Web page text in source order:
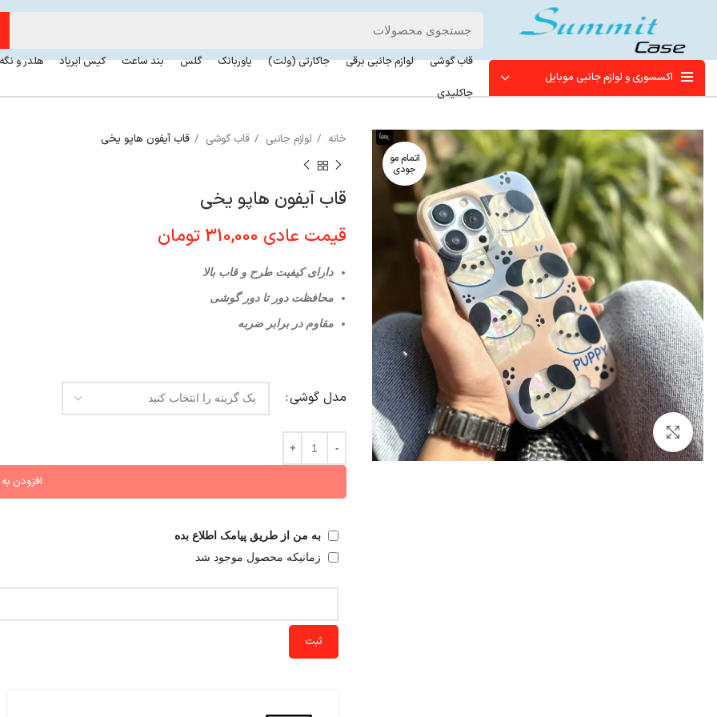
اکسسوری و لوازم جانبی موبایل
قاب گوشی لوازم جانبی برقی جاکارتی (ولت) پاوربانک گلس بند ساعت کیس ایرپاد
هلدر و
جاکلیدی
اتمام مو
جودی
برای بزرگنمایی کلیک کنید
خانه لوازم جانبی قاب گوشی قاب آیفون هاپو‌ یخی
قاب آیفون هاپو‌ یخی
قیمت عادی 310,000 تومان
دارای کیفیت طرح و قاب بالا
محافظت دور تا دور گوشی
مقاوم در برابر ضربه
مدل گوشی
افزودن
به من از طریق پیامک اطلاع بده
زمانیکه محصول موجود شد
ثبت